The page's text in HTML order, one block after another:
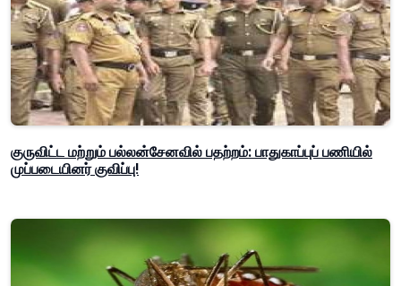
குருவிட்ட மற்றும் பல்லன்சேனவில் பதற்றம்: பாதுகாப்புப் பணியில்
முப்படையினர் குவிப்பு!